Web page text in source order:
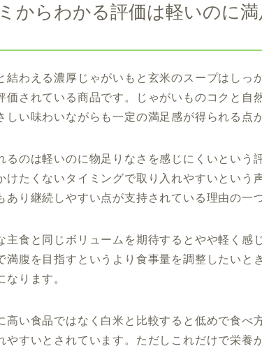
からわかる評価は軽いのに
結わえる濃厚じゃがいもと玄米のスープはしっ
価されている商品です。じゃがいものコクと自
しい味わいながらも一定の満足感が得られる点
るのは軽いのに物足りなさを感じにくいという
けたくないタイミングで取り入れやすいという
あり継続しやすい点が支持されている理由の一
主食と同じボリュームを期待するとやや軽く感
満腹を目指すというより食事量を調整したいと
なります。
高い食品ではなく白米と比較すると低めで食べ
やすいとされています。ただしこれだけで栄養